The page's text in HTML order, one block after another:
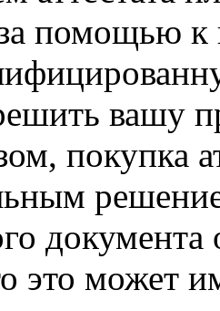
помощью
вашу
покупка
документа
это может